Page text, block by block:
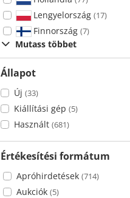
Lengyelország (17)
Finnország (7)
Mutass többet
Állapot
Új (33)
Kiállítási gép (5)
Használt (681)
Értékesítési formátum
Apróhirdetések (714)
Aukciók (5)